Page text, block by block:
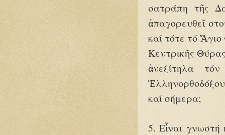
σατράπη τῆς
ἀπαγορευθεῖ
καί τότε τό
Κεντρικῆς
ἀνεξίτηλα
καί σήμερα;
5. Εἶναι